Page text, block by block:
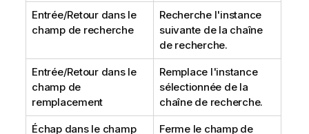
Entrée/Retour dans le
champ de recherche
Recherche l'instance
suivante de la chaîne
de recherche.
Entrée/Retour dans le
champ de
remplacement
Remplace l'instance
sélectionnée de la
chaîne de recherche.
Échap dans le champ
Ferme le champ de